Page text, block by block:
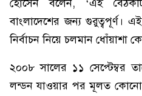
হোসেন বলেন, ‘এই
বাংলাদেশের জন্য গুরুত্বপূর্ণ।
নির্বাচন নিয়ে চলমান ধোঁয়াশা
২০০৮ সালের ১১ সেপ্টেম্বর
লন্ডন যাওয়ার পর মূলত কোনো